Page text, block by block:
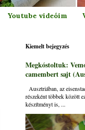
Youtube videóim
Kiemelt bejegyzés
Megkóstoltuk:
camembert sajt
Ausztriában, az
részeként többek között
készítményt is, ...